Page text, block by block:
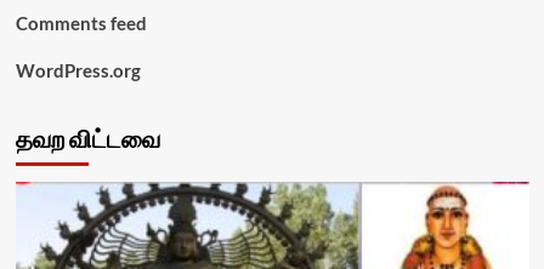
Comments feed
WordPress.org
தவற விட்டவை